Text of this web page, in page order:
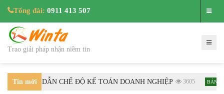
Tổng đài: 0911 413 507
Trao giải pháp nhận niềm tin
Tin mới
HƯỚNG DẪN CHẾ ĐỘ KẾ TOÁN DOANH NGHIỆP 3605 BÁN